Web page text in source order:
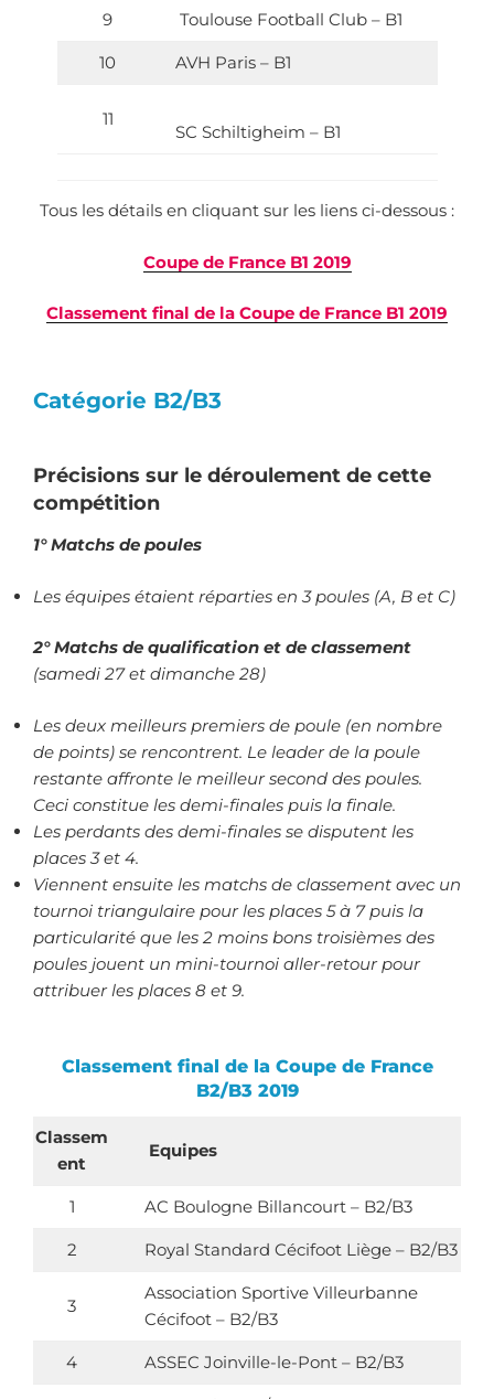
9 Toulouse Football Club – B1
10 AVH Paris – B1
11
SC Schiltigheim – B1
Tous les détails en cliquant sur les liens ci-dessous :
Coupe de France B1 2019
Classement final de la Coupe de France B1 2019
Catégorie B2/B3
Précisions sur le déroulement de cette
compétition
1°Matchs de poules
Les équipes étaient réparties en 3 poules (A, B et C)
2° Matchs de qualification et de classement
(samedi 27 et dimanche 28)
Les deux meilleurs premiers de poule (en nombre
de points) se rencontrent. Le leader de la poule
restante affronte le meilleur second des poules.
Ceci constitue les demi-finales puis la finale.
Les perdants des demi-finales se disputent les
places 3 et 4.
Viennent ensuite les matchs de classement avec un
tournoi triangulaire pour les places 5 à 7 puis la
particularité que les 2 moins bons troisièmes des
poules jouent un mini-tournoi aller-retour pour
attribuer les places 8 et 9.
Classement final de la Coupe de France
B2/B3 2019
Classem
ent
Equipes
1 AC Boulogne Billancourt – B2/B3
2 Royal Standard Cécifoot Liège – B2/B3
3
Association Sportive Villeurbanne
Cécifoot – B2/B3
4 ASSEC Joinville-le-Pont – B2/B3